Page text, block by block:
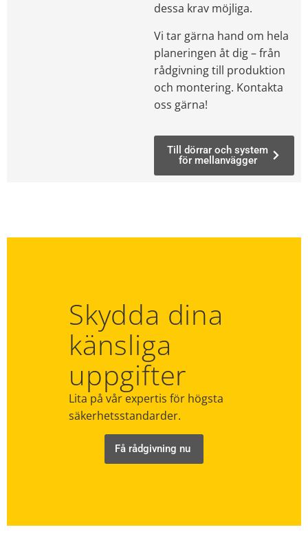
dessa krav möjliga.
Vi tar gärna hand om hela
planeringen åt dig – från
rådgivning till produktion
och montering. Kontakta
oss gärna!
Till dörrar och system
för mellanvägger
Skydda dina
känsliga
uppgifter
Lita på vår expertis för högsta
säkerhetsstandarder.
Få rådgivning nu